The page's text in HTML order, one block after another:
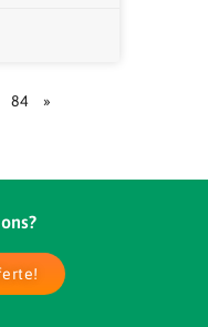
84 »